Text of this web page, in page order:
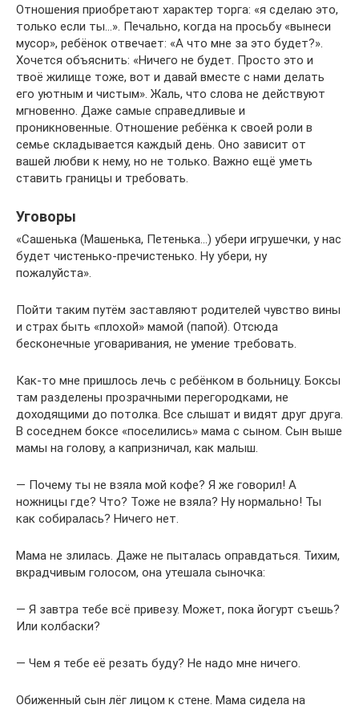
Отношения приобретают характер торга: «я сделаю это,
только если ты…». Печально, когда на просьбу «вынеси
мусор», ребёнок отвечает: «А что мне за это будет?».
Хочется объяснить: «Ничего не будет. Просто это и
твоё жилище тоже, вот и давай вместе с нами делать
его уютным и чистым». Жаль, что слова не действуют
мгновенно. Даже самые справедливые и
проникновенные. Отношение ребёнка к своей роли в
семье складывается каждый день. Оно зависит от
вашей любви к нему, но не только. Важно ещё уметь
ставить границы и требовать.
Уговоры
«Сашенька (Машенька, Петенька…) убери игрушечки, у нас
будет чистенько-пречистенько. Ну убери, ну
пожалуйста».
Пойти таким путём заставляют родителей чувство вины
и страх быть «плохой» мамой (папой). Отсюда
бесконечные уговаривания, не умение требовать.
Как-то мне пришлось лечь с ребёнком в больницу. Боксы
там разделены прозрачными перегородками, не
доходящими до потолка. Все слышат и видят друг друга.
В соседнем боксе «поселились» мама с сыном. Сын выше
мамы на голову, а капризничал, как малыш.
— Почему ты не взяла мой кофе? Я же говорил! А
ножницы где? Что? Тоже не взяла? Ну нормально! Ты
как собиралась? Ничего нет.
Мама не злилась. Даже не пыталась оправдаться. Тихим,
вкрадчивым голосом, она утешала сыночка:
— Я завтра тебе всё привезу. Может, пока йогурт съешь?
Или колбаски?
— Чем я тебе её резать буду? Не надо мне ничего.
Обиженный сын лёг лицом к стене. Мама сидела на